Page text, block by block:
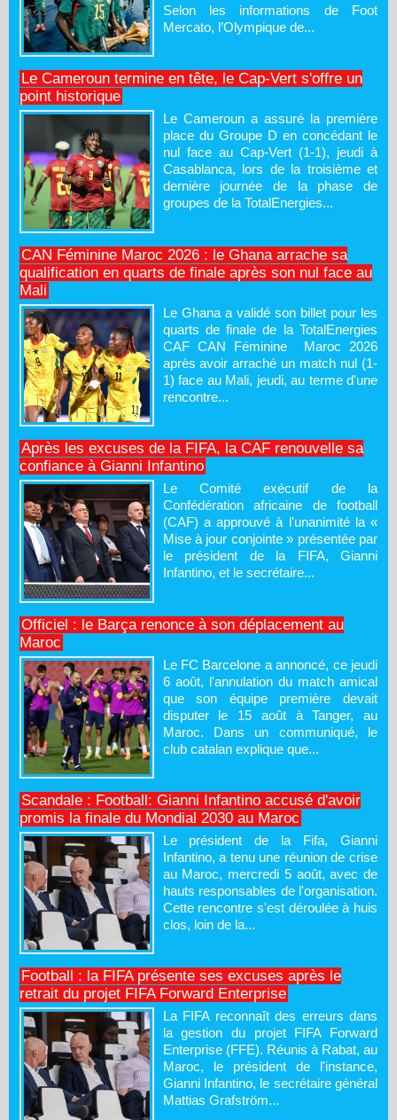
Selon les informations de Foot
Mercato, l’Olympique de...
Le Cameroun termine en tête, le Cap-Vert s'offre un
point historique
Le Cameroun a assuré la première
place du Groupe D en concédant le
nul face au Cap-Vert (1-1), jeudi à
Casablanca, lors de la troisième et
dernière journée de la phase de
groupes de la TotalEnergies...
CAN Féminine Maroc 2026 : le Ghana arrache sa
qualification en quarts de finale après son nul face au
Mali
Le Ghana a validé son billet pour les
quarts de finale de la TotalEnergies
CAF CAN Féminine Maroc 2026
après avoir arraché un match nul (1-
1) face au Mali, jeudi, au terme d'une
rencontre...
Après les excuses de la FIFA, la CAF renouvelle sa
confiance à Gianni Infantino
Le Comité exécutif de la
Confédération africaine de football
(CAF) a approuvé à l'unanimité la «
Mise à jour conjointe » présentée par
le président de la FIFA, Gianni
Infantino, et le secrétaire...
Officiel : le Barça renonce à son déplacement au
Maroc
Le FC Barcelone a annoncé, ce jeudi
6 août, l'annulation du match amical
que son équipe première devait
disputer le 15 août à Tanger, au
Maroc. Dans un communiqué, le
club catalan explique que...
Scandale : Football: Gianni Infantino accusé d'avoir
promis la finale du Mondial 2030 au Maroc
Le président de la Fifa, Gianni
Infantino, a tenu une réunion de crise
au Maroc, mercredi 5 août, avec de
hauts responsables de l'organisation.
Cette rencontre s'est déroulée à huis
clos, loin de la...
Football : la FIFA présente ses excuses après le
retrait du projet FIFA Forward Enterprise
La FIFA reconnaît des erreurs dans
la gestion du projet FIFA Forward
Enterprise (FFE). Réunis à Rabat, au
Maroc, le président de l'instance,
Gianni Infantino, le secrétaire général
Mattias Grafström...